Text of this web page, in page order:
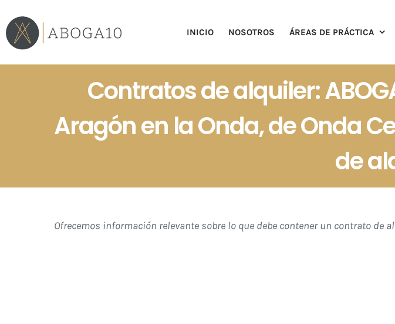
al
contenido
INICIO NOSOTROS ÁREAS DE PRÁCTICA
Contratos de alquiler:
Aragón en la Onda, de Onda
de
Ofrecemos información relevante sobre lo que debe contener un contrato de